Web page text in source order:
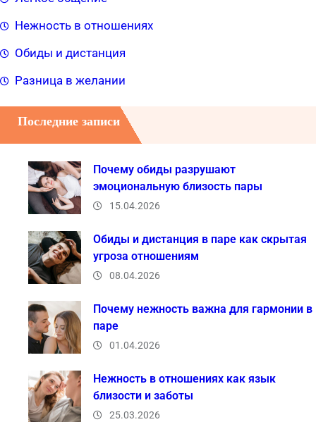
Нежность в отношениях
Обиды и дистанция
Разница в желании
Последние записи
Почему обиды разрушают
эмоциональную близость пары
15.04.2026
Обиды и дистанция в паре как скрытая
угроза отношениям
08.04.2026
Почему нежность важна для гармонии в
паре
01.04.2026
Нежность в отношениях как язык
близости и заботы
25.03.2026